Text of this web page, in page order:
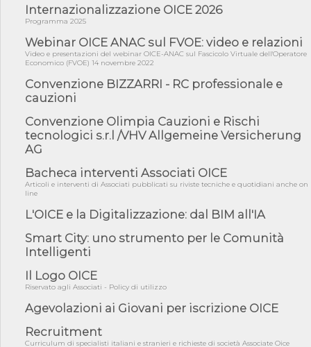
05/08/26 - SAVE THE DATE: Assemblea Pubblica Confindustria
Professioni ...
05/08/26 - Successo OICE per il bando della Città metropolitana
di Reg...
05/08/26 - Lettera OICE per il bando della Giunta Regionale della
04/08/26 - DL PA: previste cancellazioni da elenchi professionisti
04/08/26 - International Sustainable Buildings Competition -
COP31, An...
impugnar...
04/08/26 - Rapporto Anac corruzione 2020-2026: procedimenti
04/08/26 - CdS: partecipazione alla gara non equivale ad
04/08/26 - DL Infrastrutture approvato alla Camera, passa ora al
Senato
03/08/26 - TAR Piemonte: RUP può avvalersi di consulente
esterno per v...
03/08/26 - Gruppo FS: nel primo semestre 2026 3 mld di
03/08/26 - Conferenza Obiettivo Export: Imprese e Territori del
Internazionalizzazione OICE 2026
Programma 2025
Webinar OICE ANAC sul FVOE: video e relazioni
Video e presentazioni del webinar OICE-ANAC sul Fascicolo Virtuale dell'Operatore
Economico (FVOE) 14 novembre 2022
Convenzione BIZZARRI - RC professionale e
cauzioni
Convenzione Olimpia Cauzioni e Rischi
tecnologici s.r.l /VHV Allgemeine Versicherung
AG
Bacheca interventi Associati OICE
Articoli e interventi di Associati pubblicati su riviste tecniche e quotidiani anche on
line
L'OICE e la Digitalizzazione: dal BIM all'IA
Smart City: uno strumento per le Comunità
Intelligenti
Il Logo OICE
Riservato agli Associati - Policy di utilizzo
Agevolazioni ai Giovani per iscrizione OICE
Recruitment
Curriculum di specialisti italiani e stranieri e richieste di società Associate Oice